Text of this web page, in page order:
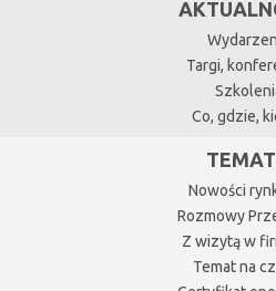
Targi,
Co, gdzie,
Nowości
Rozmowy
Z wizytą w
Temat na